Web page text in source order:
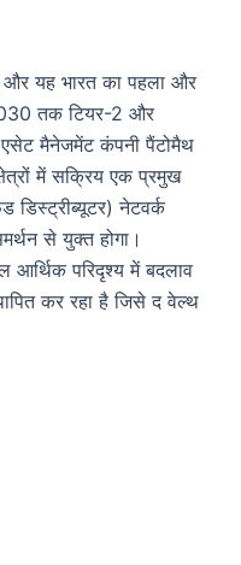
यह भारत का पहला और
तक टियर-2 और
मैनेजमेंट कंपनी पैंटोमैथ
में सक्रिय एक प्रमुख
डिस्ट्रीब्यूटर) नेटवर्क
से युक्त होगा।
आर्थिक परिदृश्य में बदलाव
कर रहा है जिसे द वेल्थ